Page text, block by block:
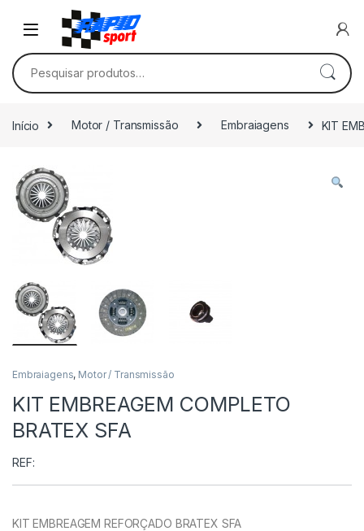
Skip to navigation
Skip to content
Pesquisar por:
Início Motor / Transmissão Embraiagens KIT
Embraiagens, Motor / Transmissão
KIT EMBREAGEM COMPLETO
BRATEX SFA
REF:
KIT EMBREAGEM REFORÇADO BRATEX SFA